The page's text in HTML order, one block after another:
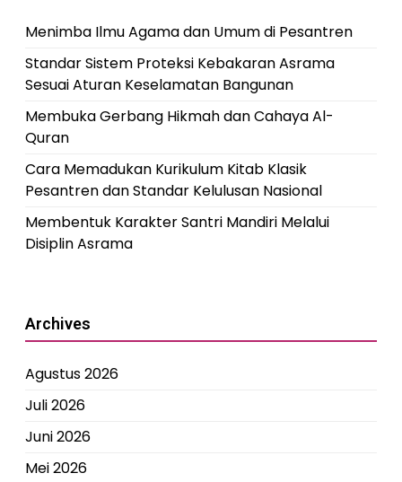
Menimba Ilmu Agama dan Umum di Pesantren
Standar Sistem Proteksi Kebakaran Asrama
Sesuai Aturan Keselamatan Bangunan
Membuka Gerbang Hikmah dan Cahaya Al-
Quran
Cara Memadukan Kurikulum Kitab Klasik
Pesantren dan Standar Kelulusan Nasional
Membentuk Karakter Santri Mandiri Melalui
Disiplin Asrama
Archives
Agustus 2026
Juli 2026
Juni 2026
Mei 2026